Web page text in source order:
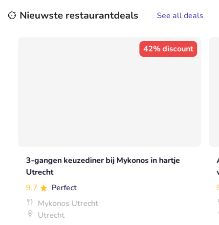
⏱️ Nieuwste restaurantdeals See all deals
42% discount
3-gangen keuzediner bij Mykonos in hartje
Utrecht
9.7
Perfect
Mykonos Utrecht
Utrecht